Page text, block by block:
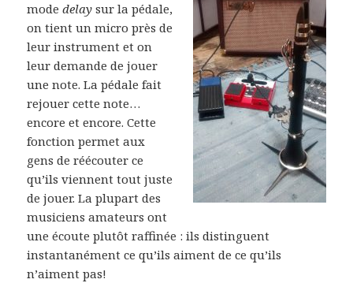
modedelay sur la pédale,
on tient un micro près de
leur instrument et on
leur demande de jouer
une note. La pédale fait
rejouer cette note…
encore et encore. Cette
fonction permet aux
gens de réécouter ce
qu’ils viennent tout juste
de jouer. La plupart des
musiciens amateurs ont
une écoute plutôt raffinée : ils distinguent
instantanément ce qu’ils aiment de ce qu’ils
n’aiment pas!